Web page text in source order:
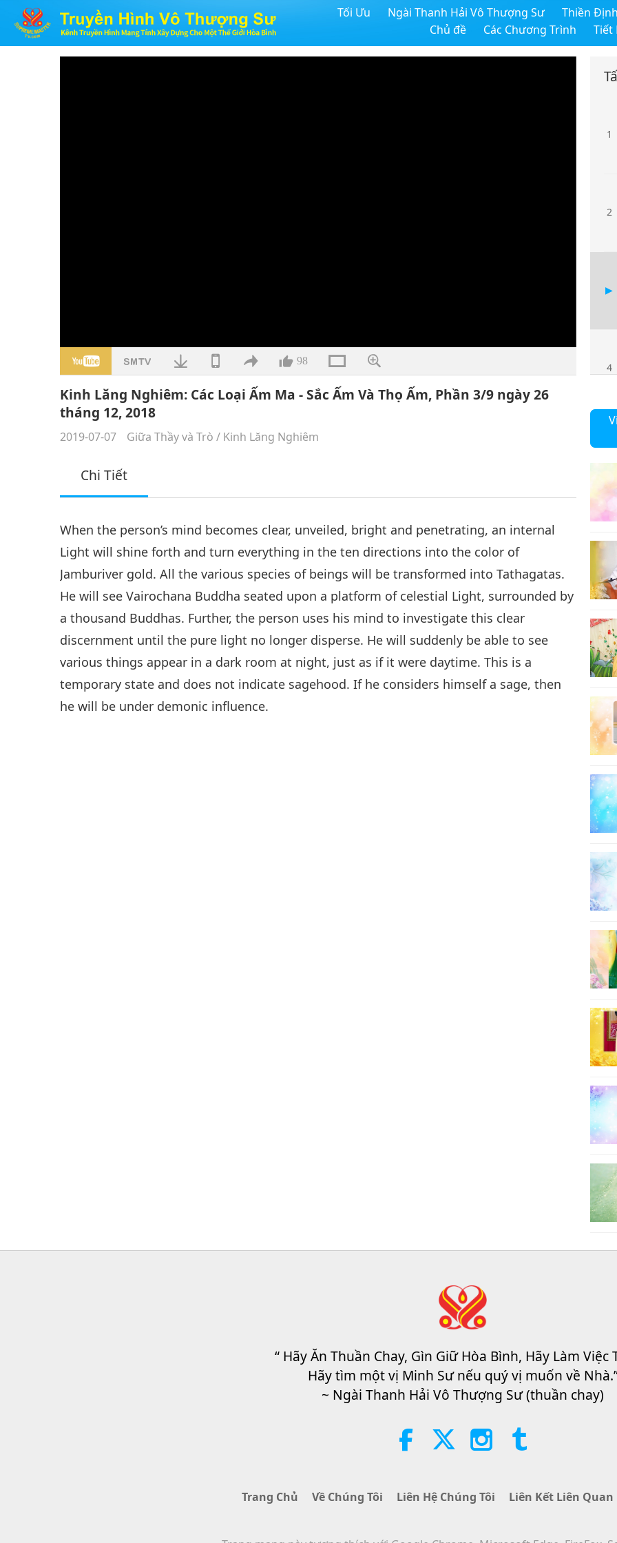
Tối Ưu Ngài Thanh Hải Vô Thượng Sư Thiền Định
Chủ đề
Các Chương Trình Tiết
98
Kinh Lăng Nghiêm: Các Loại Ấm Ma - Sắc Ấm Và Thọ Ấm, Phần 3/9 ngày 26
tháng 12, 2018
2019-07-07 Giữa Thầy và Trò / Kinh Lăng Nghiêm
Chi Tiết
When the person’s mind becomes clear, unveiled, bright and penetrating, an internal
Light will shine forth and turn everything in the ten directions into the color of
Jamburiver gold. All the various species of beings will be transformed into Tathagatas.
He will see Vairochana Buddha seated upon a platform of celestial Light, surrounded by
a thousand Buddhas. Further, the person uses his mind to investigate this clear
discernment until the pure light no longer disperse. He will suddenly be able to see
various things appear in a dark room at night, just as if it were daytime. This is a
temporary state and does not indicate sagehood. If he considers himself a sage, then
he will be under demonic influence.
1
2
4
5
6
7
8
9
“ Hãy Ăn Thuần Chay, Gìn Giữ Hòa Bình, Hãy Làm Việc
Hãy tìm một vị Minh Sư nếu quý vị muốn về
~ Ngài Thanh Hải Vô Thượng Sư (thuần chay)
Trang Chủ Về Chúng Tôi Liên Hệ Chúng Tôi Liên Kết Liên Quan